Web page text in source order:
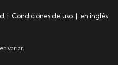
| Condiciones de uso| en inglés
variar.